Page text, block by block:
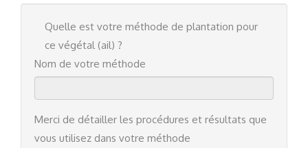
Quelle est votre méthode de plantation pour
ce végétal (ail) ?
Nom de votre méthode
Merci de détailler les procédures et résultats que
vous utilisez dans votre méthode